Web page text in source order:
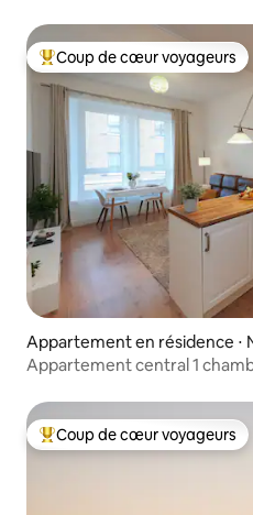
Coups de cœur voyageurs
Coup de cœur voyageurs
Appartement en résidence ⋅
ncil
Appartement central 1
Coups de cœur voyageurs les
Coup de cœur voyageurs